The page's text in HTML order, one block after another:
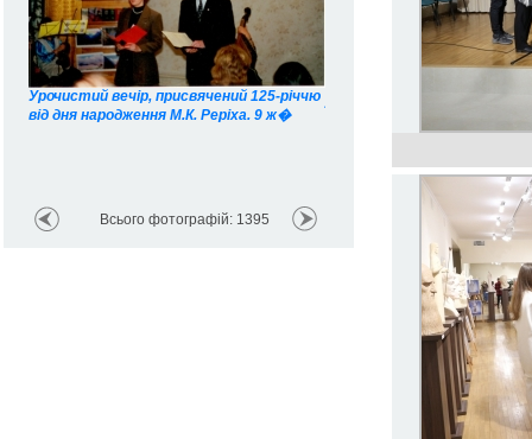
Урочистий вечір, присвячений 125-річчю
від дня народження М.К. Реріха. 9 ж�
Літературна композиція
Всього фотографій: 1395